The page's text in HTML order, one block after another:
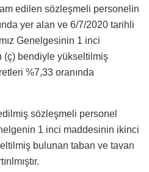
edilen sözleşmeli personelin
yer alan ve 6/7/2020 tarihli
Genelgesinin 1 inci
(ç) bendiyle yükseltilmiş
%7,33 oranında
sözleşmeli personel
1 inci maddesinin ikinci
bulunan taban ve tavan